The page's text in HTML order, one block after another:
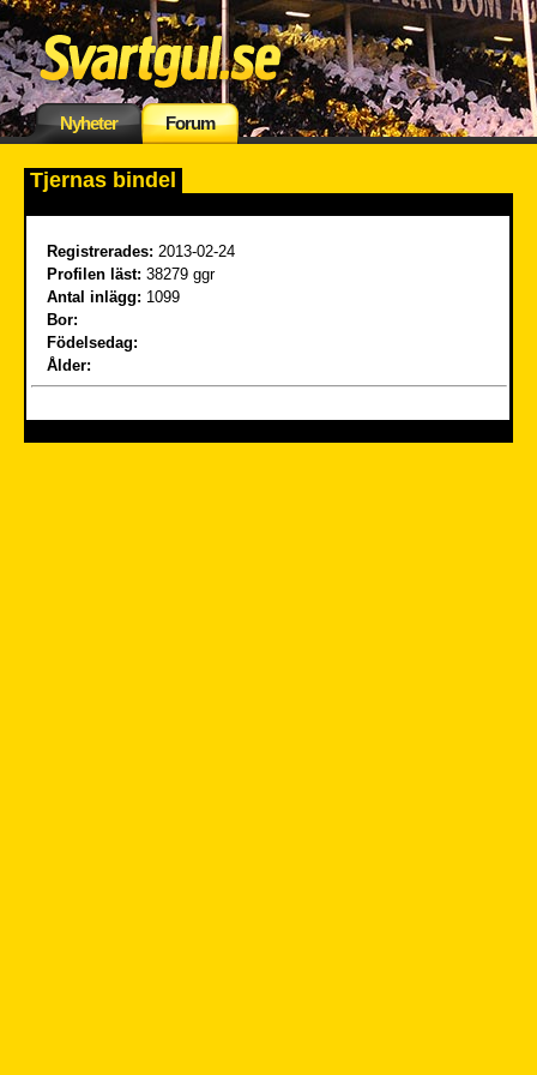
Nyheter Forum
Tjernas bindel
Registrerades: 2013-02-24
Profilen läst: 38279 ggr
Antal inlägg: 1099
Bor:
Födelsedag:
Ålder: